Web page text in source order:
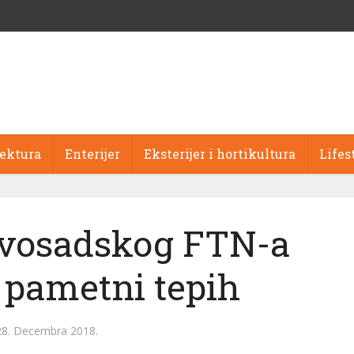
Enterijer Eksterijer i hortikultura
FTN-a
tepih
Decembra 2018.